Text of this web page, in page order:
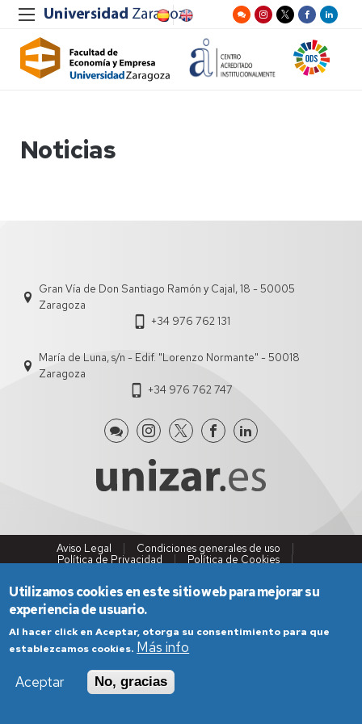
Noticias
Gran Vía de Don Santiago Ramón y Cajal, 18 - 50005
Zaragoza
+34 976 762 131
María de Luna, s/n - Edif. "Lorenzo Normante" - 50018
Zaragoza
+34 976 762 747
Aviso Legal
Condiciones generales de uso
Política de Privacidad
Política de Cookies
Utilizamos cookies en este sitio web para mejorar su
experiencia de usuario.
Al hacer click en Aceptar, otorga su consentimiento para que
establezcamos cookies. Más info
Aceptar
No, gracias